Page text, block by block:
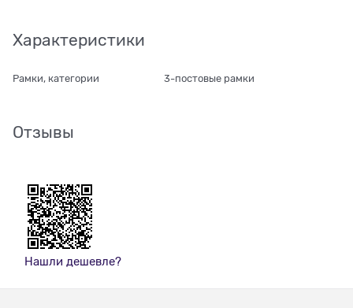
Характеристики
Рамки, категории 3-постовые рамки
Отзывы
Нашли дешевле?